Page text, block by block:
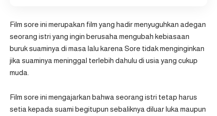
Film sore ini merupakan film yang hadir menyuguhkan adegan
seorang istri yang ingin berusaha mengubah kebiasaan
buruk suaminya di masa lalu karena Sore tidak menginginkan
jika suaminya meninggal terlebih dahulu di usia yang cukup
muda.
Film sore ini mengajarkan bahwa seorang istri tetap harus
setia kepada suami begitupun sebaliknya diluar luka maupun